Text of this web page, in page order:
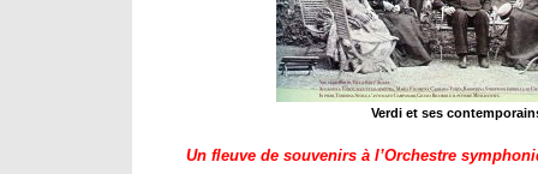
Verdi et ses
Un fleuve de souvenirs à l’Orchestre